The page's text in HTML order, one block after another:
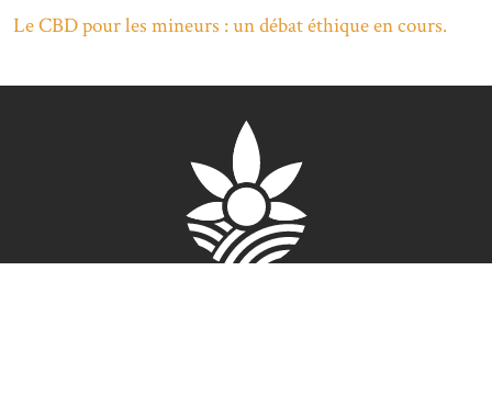
Le CBD pour les mineurs : un débat éthique en cours.